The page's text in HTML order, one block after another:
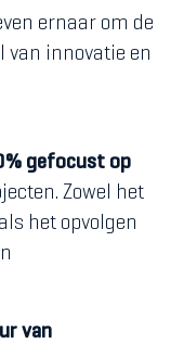
ernaar om de
van innovatie en
gefocust op
Zowel het
het opvolgen
van